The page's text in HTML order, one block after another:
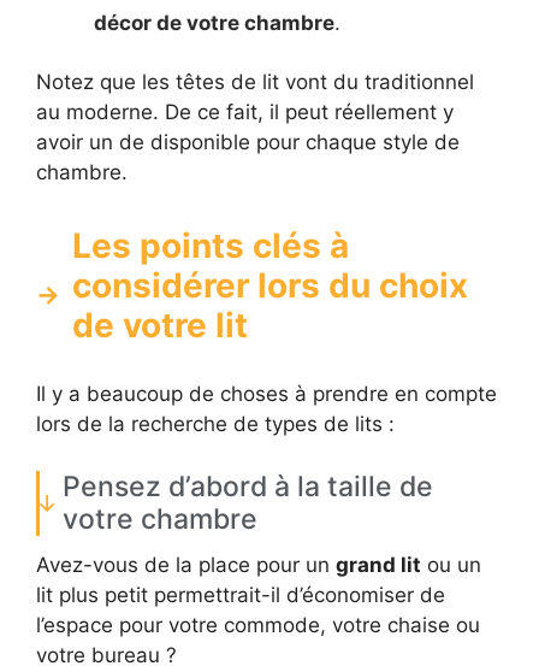
décor de votre chambre.
Notez que les têtes de lit vont du traditionnel
au moderne. De ce fait, il peut réellement y
avoir un de disponible pour chaque style de
chambre.
Les points clés à
considérer lors du choix
de votre lit
Il y a beaucoup de choses à prendre en compte
lors de la recherche de types de lits :
Pensez d’abord à la taille de
votre chambre
Avez-vous de la place pour un grand lit ou un
lit plus petit permettrait-il d’économiser de
l’espace pour votre commode, votre chaise ou
votre bureau ?